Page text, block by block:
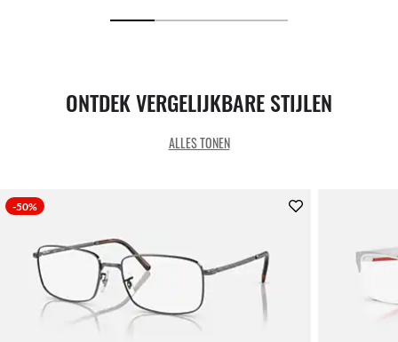
ONTDEK VERGELIJKBARE STIJLEN
ALLES TONEN
-50%